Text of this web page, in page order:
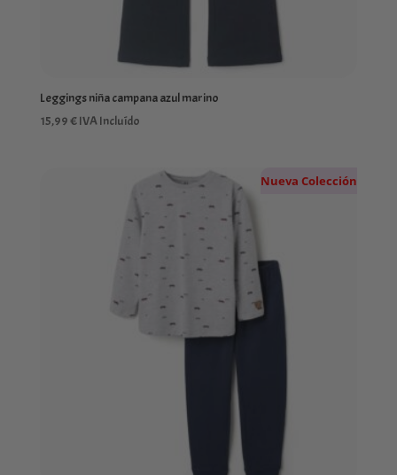
Leggings niña campana azul marino
15,99€IVA Incluído
Nueva Colección